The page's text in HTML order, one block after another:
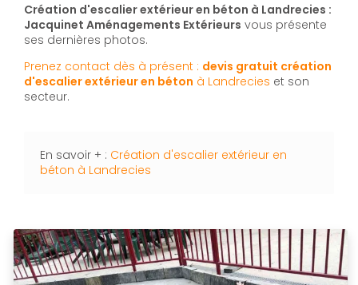
Création d'escalier extérieur en béton à Landrecies :
Jacquinet Aménagements Extérieurs vous présente
ses dernières photos.
Prenez contact dès à présent : devis gratuit création
d'escalier extérieur en béton à Landrecies et son
secteur.
En savoir + : Création d'escalier extérieur en
béton à Landrecies